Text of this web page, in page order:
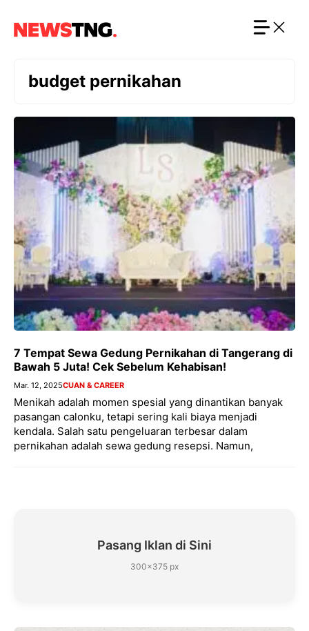
budget pernikahan
7 Tempat Sewa Gedung Pernikahan di Tangerang di
Bawah 5 Juta! Cek Sebelum Kehabisan!
Mar. 12, 2025CUAN & CAREER
Menikah adalah momen spesial yang dinantikan banyak
pasangan calonku, tetapi sering kali biaya menjadi
kendala. Salah satu pengeluaran terbesar dalam
pernikahan adalah sewa gedung resepsi. Namun,
Pasang Iklan di Sini
300×375 px